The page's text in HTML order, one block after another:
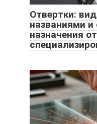
Отвертки:
названиями и
назначения